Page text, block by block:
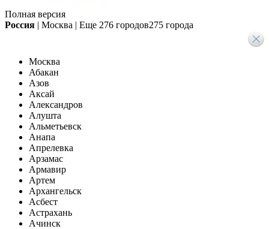
Полная версия
Россия | Москва | Еще 276 городов275 города
Москва
Абакан
Азов
Аксай
Александров
Алушта
Альметьевск
Анапа
Апрелевка
Арзамас
Армавир
Артем
Архангельск
Асбест
Астрахань
Ачинск